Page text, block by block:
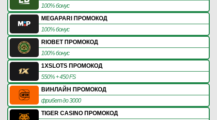
100% бонус
MEGAPARI ПРОМОКОД
100% бонус
RIOBET ПРОМОКОД
100% бонус
1XSLOTS ПРОМОКОД
550% + 450 FS
ВИНЛАЙН ПРОМОКОД
фрибет до 3000
TIGER CASINO ПРОМОКОД